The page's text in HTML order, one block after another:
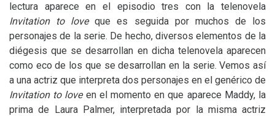
lectura aparece en el episodio tres con la telenovela
Invitation to loveque es seguida por muchos de los
personajes de la serie. De hecho, diversos elementos de la
diégesis que se desarrollan en dicha telenovela aparecen
como eco de los que se desarrollan en la serie. Vemos así
a una actriz que interpreta dos personajes en el genérico de
Invitation to loveen el momento en que aparece Maddy, la
prima de Laura Palmer, interpretada por la misma actriz